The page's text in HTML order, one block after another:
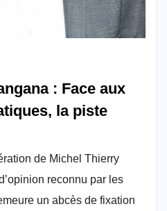
: Face aux
la piste
de Michel Thierry
reconnu par les
un abcès de fixation